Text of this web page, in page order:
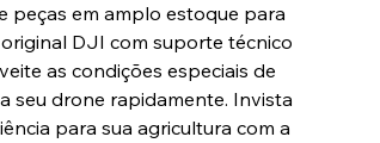
peças em amplo estoque para
DJI com suporte técnico
as condições especiais de
seu drone rapidamente. Invista
para sua agricultura com a